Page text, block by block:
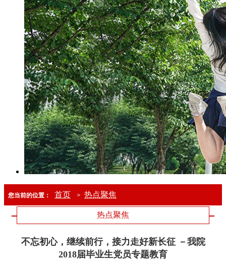
您当前的位置： 首页 > 热点聚焦
热点聚焦
不忘初心，继续前行，接力走好新长征 －我院
2018届毕业生党员专题教育